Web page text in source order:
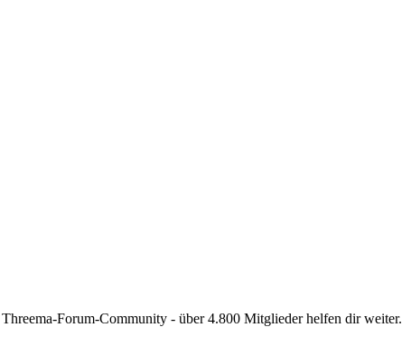
Forum-Community - über 4.800 Mitglieder helfen dir weiter.